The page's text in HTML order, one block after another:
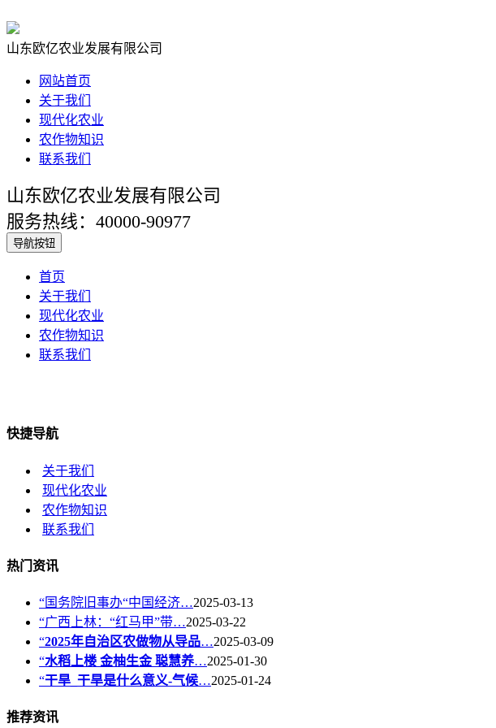
山东欧亿农业发展有限公司
网站首页
关于我们
现代化农业
农作物知识
联系我们
山东欧亿农业发展有限公司
服务热线：40000-90977
导航按钮
首页
关于我们
现代化农业
农作物知识
联系我们
快捷导航
关于我们
现代化农业
农作物知识
联系我们
热门资讯
“国务院旧事办“中国经济…2025-03-13
“广西上林：“红马甲”带…2025-03-22
“2025年自治区农做物从导品…2025-03-09
“水稻上楼 金柚生金 聪慧养…2025-01-30
“干旱_干旱是什么意义-气候…2025-01-24
推荐资讯